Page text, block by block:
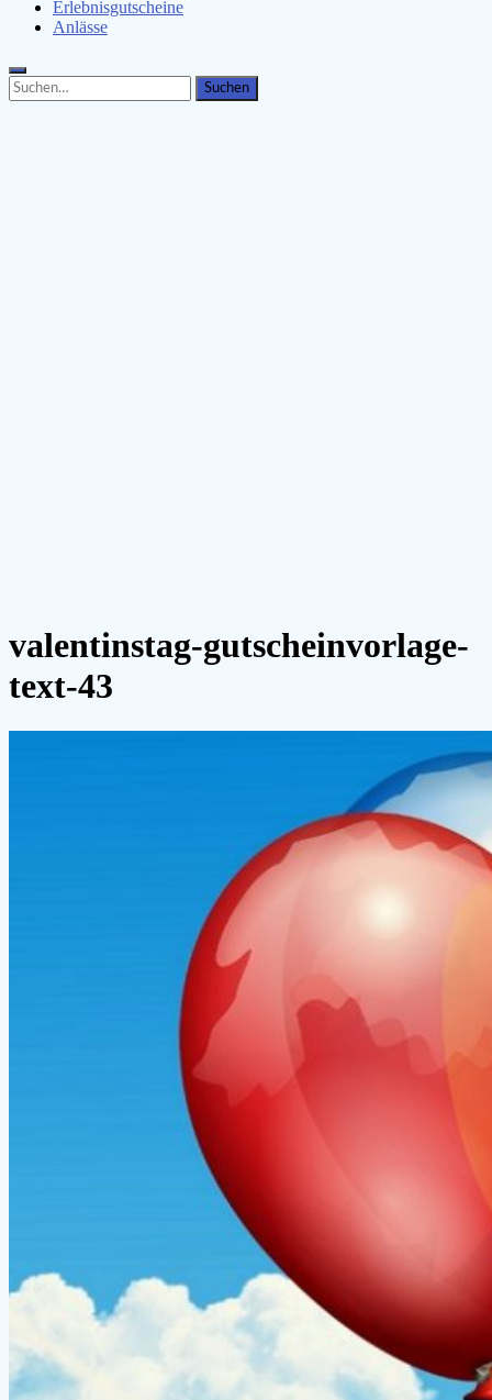
Erlebnisgutscheine
Anlässe
Search
for:
Search
valentinstag-gutscheinvorlage-
text-43